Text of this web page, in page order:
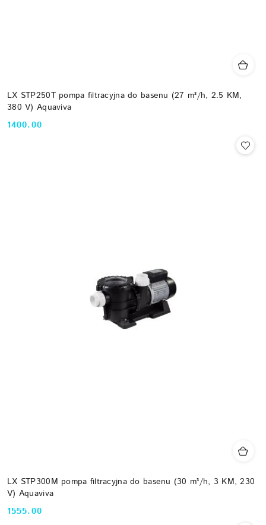
LX STP250T pompa filtracyjna do basenu (27 m³/h, 2.5 KM,
380 V) Aquaviva
Cena:
1400.00
LX STP300M pompa filtracyjna do basenu (30 m³/h, 3 KM, 230
V) Aquaviva
Cena:
1555.00